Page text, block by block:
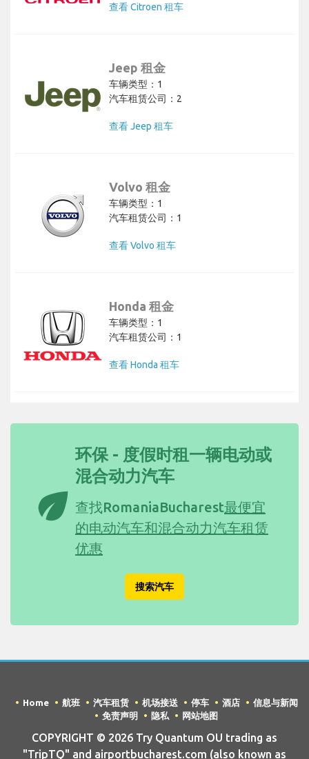
查看 Citroen 租车
Jeep 租金
车辆类型：1
汽车租赁公司：2
查看 Jeep 租车
Volvo 租金
车辆类型：1
汽车租赁公司：1
查看 Volvo 租车
Honda 租金
车辆类型：1
汽车租赁公司：1
查看 Honda 租车
eco
环保 - 度假时租一辆电动或
混合动力汽车
查找RomaniaBucharest最便宜
的电动汽车和混合动力汽车租赁
优惠
搜索汽车
Home 航班 汽车租赁 机场接送 停车 酒店
信息与新闻
免责声明
隐私 网站地图
COPYRIGHT © 2026 Try Quantum OU trading as
"TripTQ" and airportbucharest.com (also known as